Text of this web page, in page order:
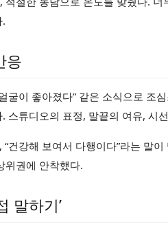
응
굴이 좋아졌다” 같은 소식으로
스튜디오의 표정, 말끝의 여유, 시
건강해 보여서 다행이다”라는 말
위권에 안착했다.
말하기’